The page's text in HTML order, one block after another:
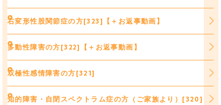
右変形性股関節症の方[323]【＋お返事動画】
多動性障害の方[322]【＋お返事動画】
双極性感情障害の方[321]
知的障害・自閉スペクトラム症の方（ご家族より）[320]